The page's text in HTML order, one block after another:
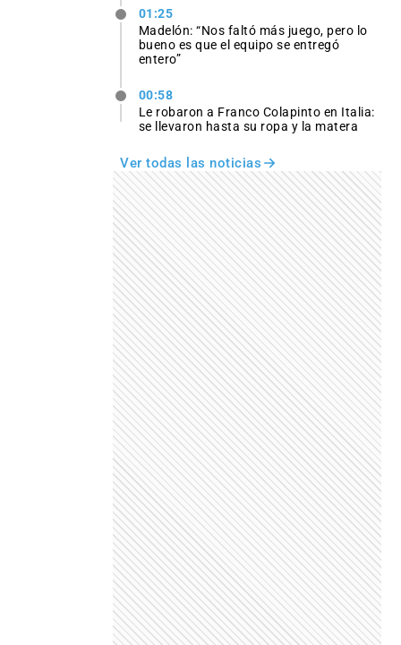
01:25
Madelón: “Nos faltó más juego, pero lo
bueno es que el equipo se entregó
entero”
00:58
Le robaron a Franco Colapinto en Italia:
se llevaron hasta su ropa y la matera
Ver todas las noticias